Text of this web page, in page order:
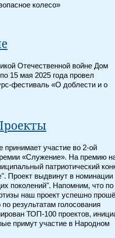
колесо»
Отечественной войне Дом
15 мая 2025 года провел
фестиваль «О доблести и о
принимает участие во 2-ой
«Служение». На премию
патриотический
Проект выдвинут в номинации
поколений". Напомним, что по
наш проект успешно
результатам голосования
ТОП-100 проектов,
примут участие в Народном